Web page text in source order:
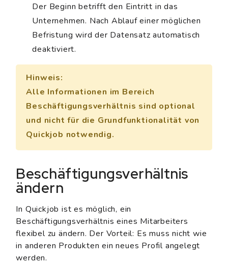
Der Beginn betrifft den Eintritt in das
Unternehmen. Nach Ablauf einer möglichen
Befristung wird der Datensatz automatisch
deaktiviert.
Hinweis:
Alle Informationen im Bereich
Beschäftigungsverhältnis sind optional
und nicht für die Grundfunktionalität von
Quickjob notwendig.
Beschäftigungsverhältnis
ändern
In Quickjob ist es möglich, ein
Beschäftigungsverhältnis eines Mitarbeiters
flexibel zu ändern. Der Vorteil: Es muss nicht wie
in anderen Produkten ein neues Profil angelegt
werden.